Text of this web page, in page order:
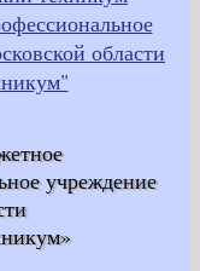
учреждение